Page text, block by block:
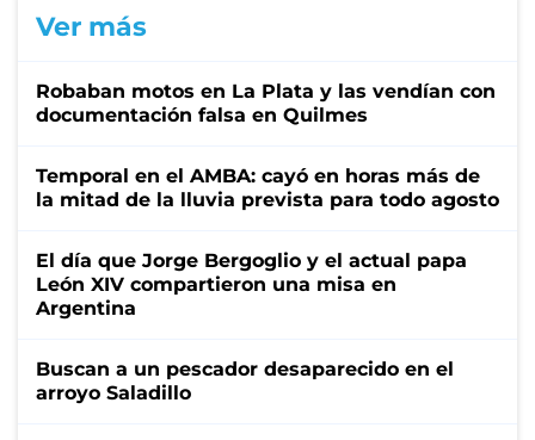
Ver más
Robaban motos en La Plata y las vendían con
documentación falsa en Quilmes
Temporal en el AMBA: cayó en horas más de
la mitad de la lluvia prevista para todo agosto
El día que Jorge Bergoglio y el actual papa
León XIV compartieron una misa en
Argentina
Buscan a un pescador desaparecido en el
arroyo Saladillo